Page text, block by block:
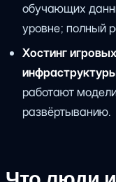
обучающих
уровне; полный
Хостинг
работают
развёртыванию.